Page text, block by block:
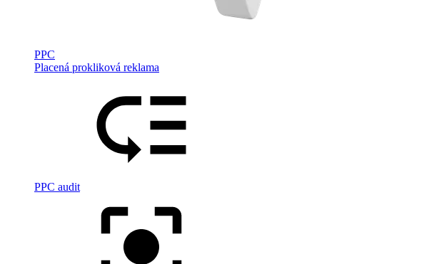
PPC
Placená prokliková reklama
PPC audit